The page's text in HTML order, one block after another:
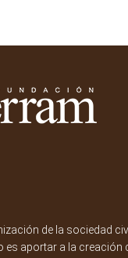
de la sociedad
es aportar a la creación